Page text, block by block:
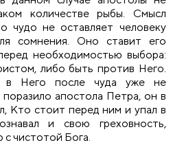
количестве рыбы. Смысл
чудо не оставляет человеку
сомнения. Оно ставит его
необходимостью выбора:
либо быть против Него.
Него после чуда уже не
апостола Петра, он в
Кто стоит перед ним и упал в
и свою греховность,
чистотой Бога.